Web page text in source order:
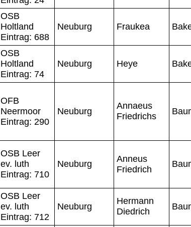
OSB
Holtland
Eintrag: 688
Neuburg Fraukea
OSB
Holtland
Eintrag: 74
Neuburg Heye
OFB
Neermoor
Eintrag: 290
Neuburg
Annaeus
Friedrichs
OSB Leer
ev. luth
Eintrag: 710
Neuburg
Anneus
Friedrich
OSB Leer
ev. luth
Eintrag: 712
Neuburg
Hermann
Diedrich